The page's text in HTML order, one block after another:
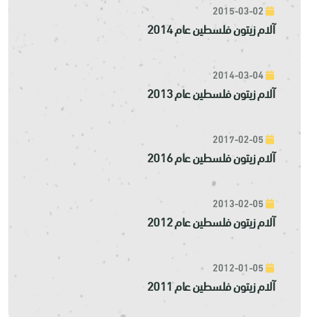
2015-03-02
آلام زيتون فلسطين عام 2014
آلام زيتون فلسطين عام 2013
آلام زيتون فلسطين عام 2016
آلام زيتون فلسطين عام 2012
آلام زيتون فلسطين عام 2011